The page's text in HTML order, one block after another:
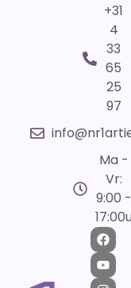
+31
4
33
65
25
97
Ma -
Vr:
9:00 -